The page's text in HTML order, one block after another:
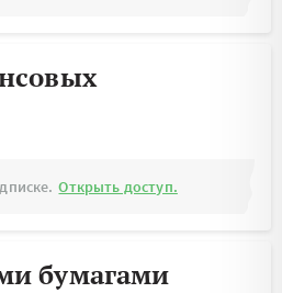
Открыть доступ.
бумагами